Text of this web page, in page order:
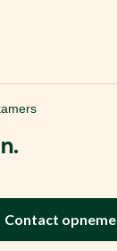
Contact